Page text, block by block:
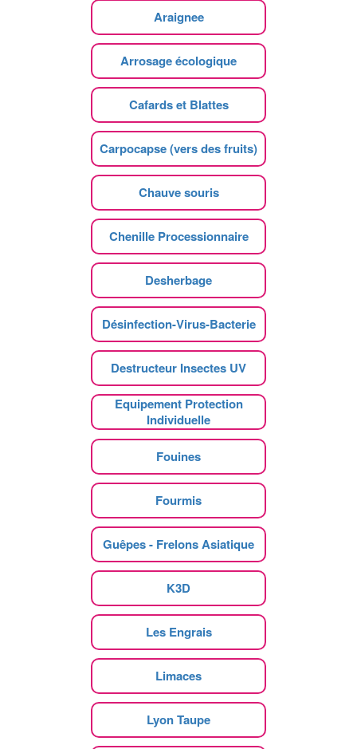
Araignee
Arrosage écologique
Cafards et Blattes
Carpocapse (vers des fruits)
Chauve souris
Chenille Processionnaire
Desherbage
Désinfection-Virus-Bacterie
Destructeur Insectes UV
Equipement Protection
Individuelle
Fouines
Fourmis
Guêpes - Frelons Asiatique
K3D
Les Engrais
Limaces
Lyon Taupe